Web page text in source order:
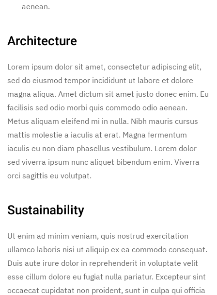
aenean.
Architecture
Lorem ipsum dolor sit amet, consectetur adipiscing elit,
sed do eiusmod tempor incididunt ut labore et dolore
magna aliqua. Amet dictum sit amet justo donec enim. Eu
facilisis sed odio morbi quis commodo odio aenean.
Metus aliquam eleifend mi in nulla. Nibh mauris cursus
mattis molestie a iaculis at erat. Magna fermentum
iaculis eu non diam phasellus vestibulum. Lorem dolor
sed viverra ipsum nunc aliquet bibendum enim. Viverra
orci sagittis eu volutpat.
Sustainability
Ut enim ad minim veniam, quis nostrud exercitation
ullamco laboris nisi ut aliquip ex ea commodo consequat.
Duis aute irure dolor in reprehenderit in voluptate velit
esse cillum dolore eu fugiat nulla pariatur. Excepteur sint
occaecat cupidatat non proident, sunt in culpa qui officia